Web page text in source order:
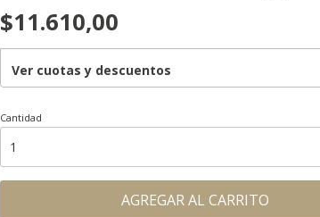
$11.610,00
Ver cuotas y descuentos
Cantidad
AGREGAR AL CARRITO